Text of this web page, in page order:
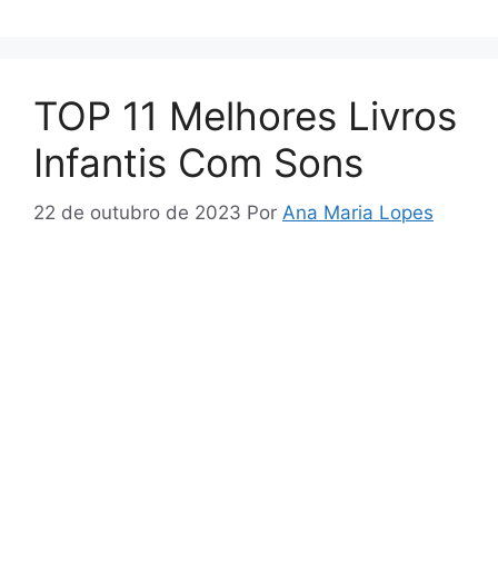
TOP 11 Melhores Livros
Infantis Com Sons
22 de outubro de 2023 Por Ana Maria Lopes